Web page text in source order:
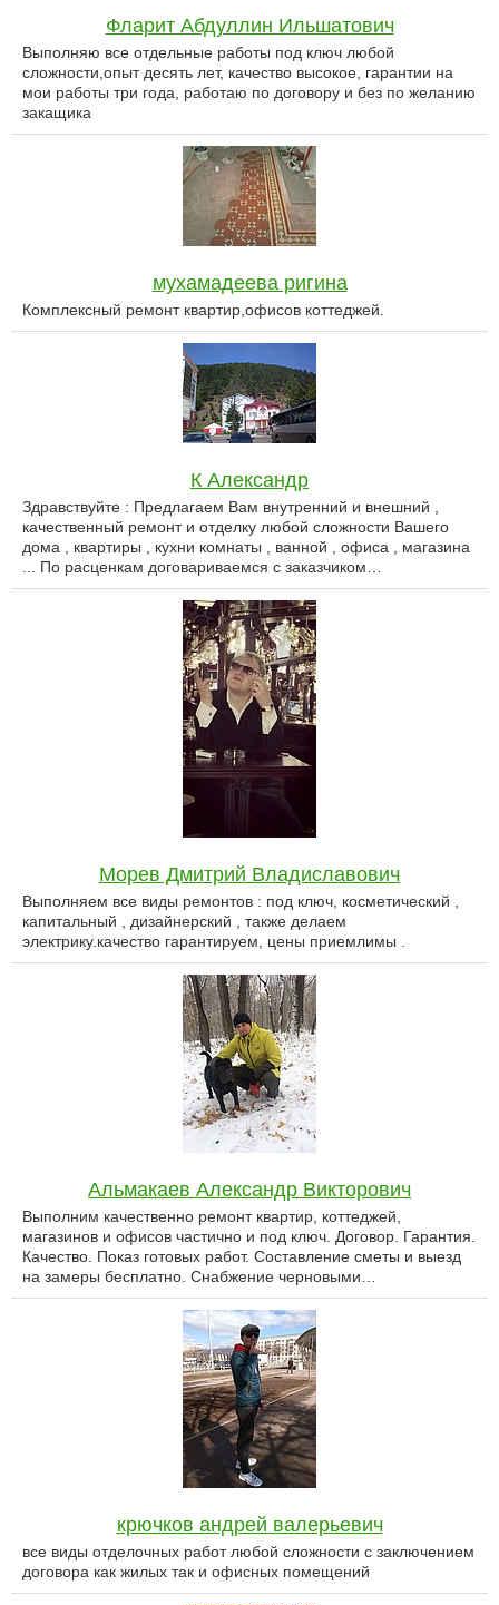
Фларит Абдуллин Ильшатович
Выполняю все отдельные работы под ключ любой
сложности,опыт десять лет, качество высокое, гарантии на
мои работы три года, работаю по договору и без по желанию
закащика
мухамадеева ригина
Комплексный ремонт квартир,офисов коттеджей.
К Александр
Здравствуйте : Предлагаем Вам внутренний и внешний ,
качественный ремонт и отделку любой сложности Вашего
дома , квартиры , кухни комнаты , ванной , офиса , магазина
... По расценкам договариваемся с заказчиком…
Морев Дмитрий Владиславович
Выполняем все виды ремонтов : под ключ, косметический ,
капитальный , дизайнерский , также делаем
электрику.качество гарантируем, цены приемлимы .
Альмакаев Александр Викторович
Выполним качественно ремонт квартир, коттеджей,
магазинов и офисов частично и под ключ. Договор. Гарантия.
Качество. Показ готовых работ. Составление сметы и выезд
на замеры бесплатно. Снабжение черновыми…
крючков андрей валерьевич
все виды отделочных работ любой сложности с заключением
договора как жилых так и офисных помещений